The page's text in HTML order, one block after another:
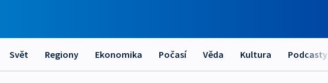
Svět Regiony Ekonomika Počasí Věda Kultura Podcasty